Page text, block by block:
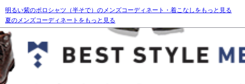
明るい紫のポロシャツ（半そで）のメンズコーディネート・着こなしをもっと見る
夏のメンズコーディネートをもっと見る